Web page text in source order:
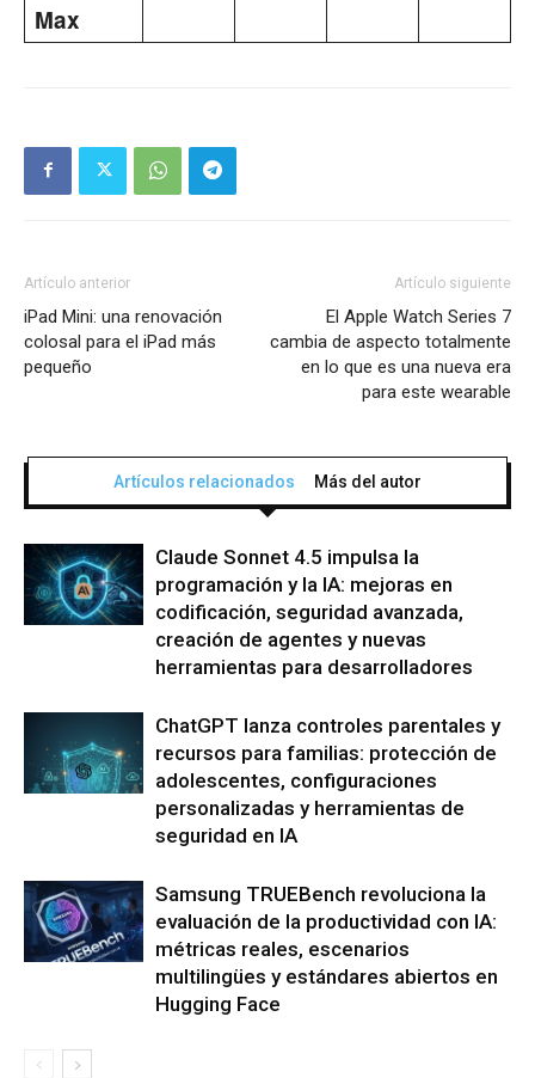
Max
Artículo anterior
iPad Mini: una renovación
colosal para el iPad más
pequeño
Artículo siguiente
El Apple Watch Series 7
cambia de aspecto totalmente
en lo que es una nueva era
para este wearable
Artículos relacionados Más del autor
Claude Sonnet 4.5 impulsa la
programación y la IA: mejoras en
codificación, seguridad avanzada,
creación de agentes y nuevas
herramientas para desarrolladores
ChatGPT lanza controles parentales y
recursos para familias: protección de
adolescentes, configuraciones
personalizadas y herramientas de
seguridad en IA
Samsung TRUEBench revoluciona la
evaluación de la productividad con IA:
métricas reales, escenarios
multilingües y estándares abiertos en
Hugging Face